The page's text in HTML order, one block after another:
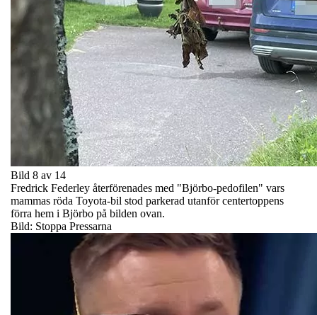
Bild 8 av 14
Fredrick Federley återförenades med "Björbo-pedofilen" vars
mammas röda Toyota-bil stod parkerad utanför centertoppens
förra hem i Björbo på bilden ovan.
Bild: Stoppa Pressarna